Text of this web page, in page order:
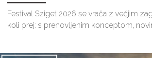
Festival Sziget 2026 se vrača z večjim
koli prej: s prenovljenim konceptom,